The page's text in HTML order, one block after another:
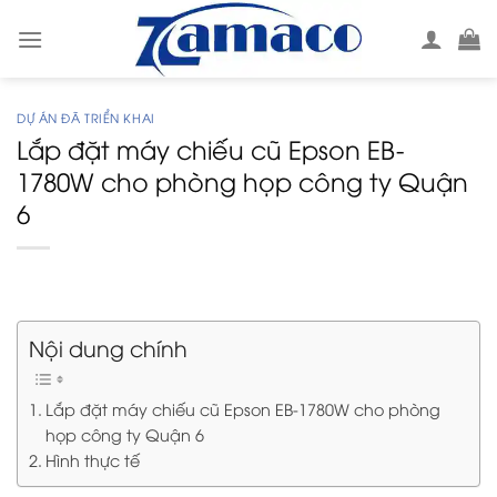
DỰ ÁN ĐÃ TRIỂN KHAI
Lắp đặt máy chiếu cũ Epson EB-
1780W cho phòng họp công ty Quận
6
Nội dung chính
Lắp đặt máy chiếu cũ Epson EB-1780W cho phòng
họp công ty Quận 6
Hình thực tế